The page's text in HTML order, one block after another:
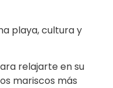
playa, cultura y
relajarte en su
mariscos más